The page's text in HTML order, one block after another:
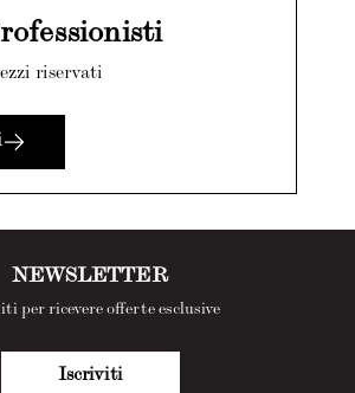
riservati
NEWSLETTER
per ricevere offerte esclusive
Iscriviti